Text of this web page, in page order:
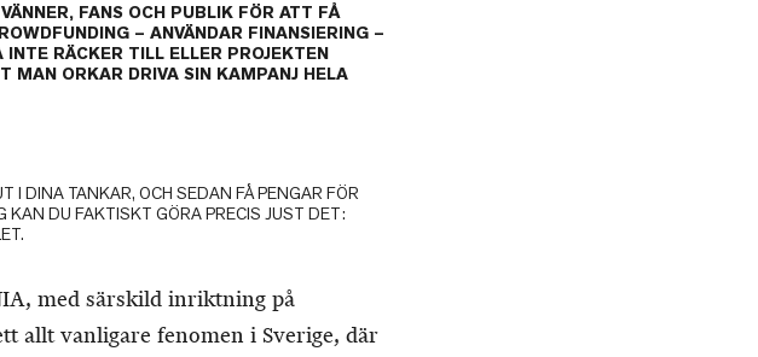
FANS OCH PUBLIK FÖR ATT FÅ
– ANVÄNDAR FINANSIERING –
RÄCKER TILL ELLER PROJEKTEN
MAN ORKAR DRIVA SIN KAMPANJ HELA
I DINA TANKAR, OCH SEDAN FÅ PENGAR FÖR
KAN DU FAKTISKT GÖRA PRECIS JUST DET:
med särskild inriktning på
allt vanligare fenomen i Sverige, där